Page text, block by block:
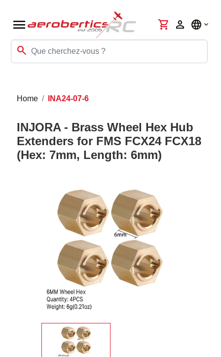
menu
search
shopping_cart person language
Home INA24-07-6
INJORA - Brass Wheel Hex Hub
Extenders for FMS FCX24 FCX18
(Hex: 7mm, Length: 6mm)